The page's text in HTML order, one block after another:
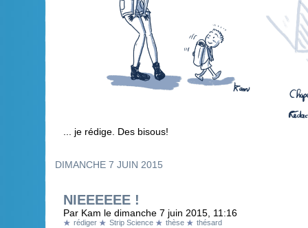
... je rédige. Des bisous!
DIMANCHE 7 JUIN 2015
NIEEEEEE !
Par Kam le dimanche 7 juin 2015, 11:16
rédiger Strip Science thèse thésard